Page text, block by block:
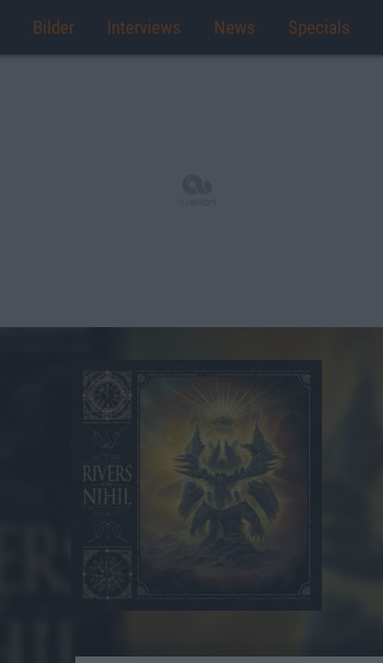
Bilder Interviews News Specials